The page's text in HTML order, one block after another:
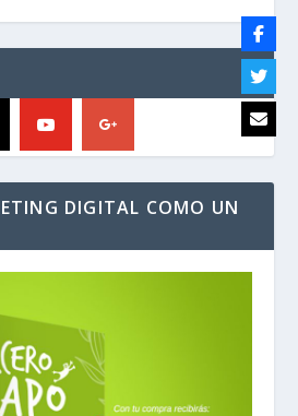
DIGITAL COMO UN